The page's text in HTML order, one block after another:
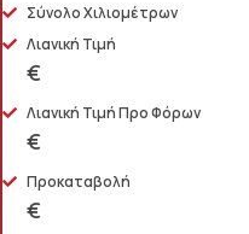
Σύνολο Χιλιομέτρων
Λιανική Τιμή
€
Λιανική Τιμή Προ Φόρων
€
Προκαταβολή
€